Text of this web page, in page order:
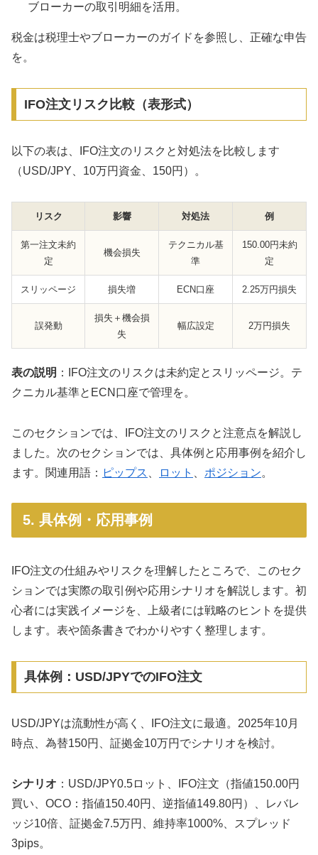
ブローカーの取引明細を活用。
税金は税理士やブローカーのガイドを参照し、正確な申告
を。
IFO注文リスク比較（表形式）
以下の表は、IFO注文のリスクと対処法を比較します
（USD/JPY、10万円資金、150円）。
リスク 影響 対処法 例
第一注文未約
定
機会損失
テクニカル基
準
150.00円未約
定
スリッページ 損失増 ECN口座 2.25万円損失
誤発動
損失＋機会損
失
幅広設定 2万円損失
表の説明 ：IFO注文のリスクは未約定とスリッページ。テ
クニカル基準とECN口座で管理を。
このセクションでは、IFO注文のリスクと注意点を解説し
ました。次のセクションでは、具体例と応用事例を紹介し
ます。関連用語： ピップス ロット ポジション。
5. 具体例・応用事例
IFO注文の仕組みやリスクを理解したところで、このセク
ションでは実際の取引例や応用シナリオを解説します。初
心者には実践イメージを、上級者には戦略のヒントを提供
します。表や箇条書きでわかりやすく整理します。
具体例：USD/JPYでのIFO注文
USD/JPYは流動性が高く、IFO注文に最適。2025年10月
時点、為替150円、証拠金10万円でシナリオを検討。
シナリオ ：USD/JPY0.5ロット、IFO注文（指値150.00円
買い、OCO：指値150.40円、逆指値149.80円）、レバレ
ッジ10倍、証拠金7.5万円、維持率1000%、スプレッド
3pips。